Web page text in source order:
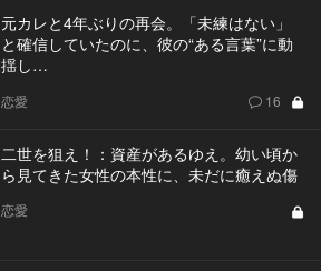
元カレと4年ぶりの再会。「未練はない」
と確信していたのに、彼の“ある言葉”に動
揺し…
恋愛 16
二世を狙え！：資産があるゆえ。幼い頃か
ら見てきた女性の本性に、未だに癒えぬ傷
恋愛